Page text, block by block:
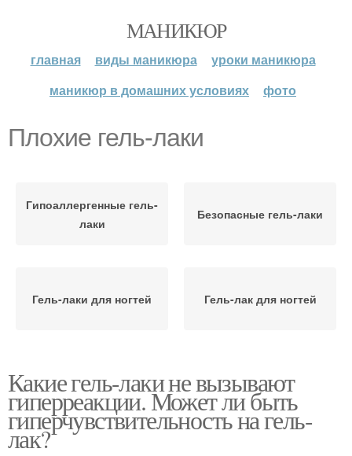
МАНИКЮР
главная виды маникюра
уроки маникюра
маникюр в домашних условиях
фото
Плохие гель-лаки
Гипоаллергенные гель-
лаки
Безопасные гель-лаки
Гель-лаки для ногтей Гель-лак для ногтей
Какие гель-лаки не вызывают
гиперреакции. Может ли быть
гиперчувствительность на гель-
лак?